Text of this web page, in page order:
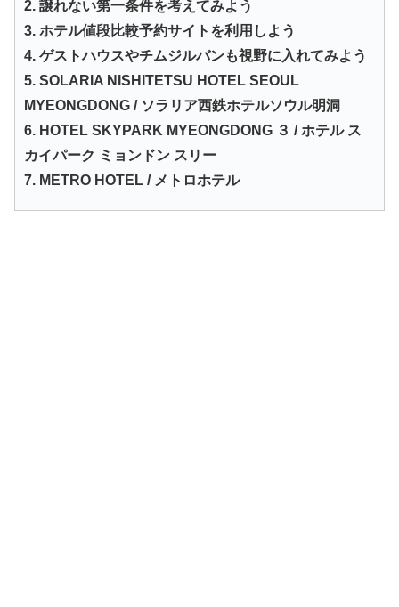
2. 譲れない第一条件を考えてみよう
3. ホテル値段比較予約サイトを利用しよう
4. ゲストハウスやチムジルバンも視野に入れてみよう
5. SOLARIA NISHITETSU HOTEL SEOUL
MYEONGDONG / ソラリア西鉄ホテルソウル明洞
6. HOTEL SKYPARK MYEONGDONG ３ / ホテル ス
カイパーク ミョンドン スリー
7. METRO HOTEL / メトロホテル